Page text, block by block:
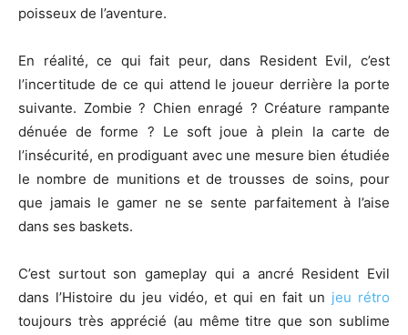
poisseux de l’aventure.
En réalité, ce qui fait peur, dans Resident Evil, c’est
l’incertitude de ce qui attend le joueur derrière la porte
suivante. Zombie ? Chien enragé ? Créature rampante
dénuée de forme ? Le soft joue à plein la carte de
l’insécurité, en prodiguant avec une mesure bien étudiée
le nombre de munitions et de trousses de soins, pour
que jamais le gamer ne se sente parfaitement à l’aise
dans ses baskets.
C’est surtout son gameplay qui a ancré Resident Evil
dans l’Histoire du jeu vidéo, et qui en fait un jeu rétro
toujours très apprécié (au même titre que son sublime